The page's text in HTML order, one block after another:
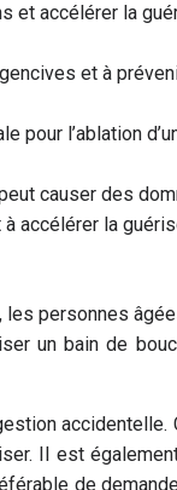
et accélérer la
et à
pour l’ablation
causer des
accélérer la
personnes
un bain de
Il est
de